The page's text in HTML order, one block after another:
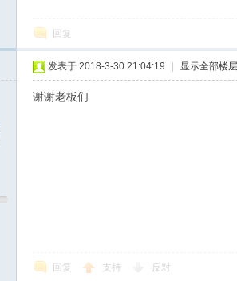
回复
发表于 2018-3-30 21:04:19 显示全部楼层
谢谢老板们
回复 支持 反对